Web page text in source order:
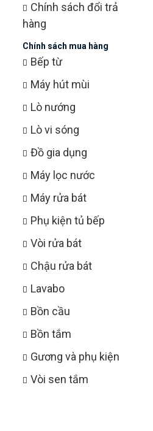
Chính sách đổi trả
hàng
Chính sách mua hàng
Bếp từ
Máy hút mùi
Lò nướng
Lò vi sóng
Đồ gia dụng
Máy lọc nước
Máy rửa bát
Phụ kiện tủ bếp
Vòi rửa bát
Chậu rửa bát
Lavabo
Bồn cầu
Bồn tắm
Gương và phụ kiện
Vòi sen tắm